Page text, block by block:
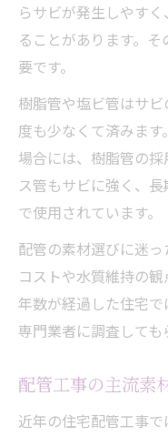
らサビが発生しやす
ることがあります。
要です。
樹脂管や塩ビ管はサ
度も少なくて済みま
場合には、樹脂管の
ス管もサビに強く、
で使用されています。
配管の素材選びに迷
コストや水質維持の
年数が経過した住宅
専門業者に調査しても
配管工事の主流素
近年の住宅配管工事